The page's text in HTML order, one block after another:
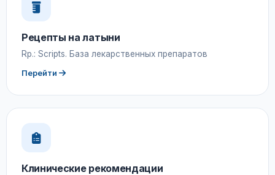
Рецепты на латыни
Rp.: Scripts. База лекарственных препаратов
Перейти
Клинические рекомендации